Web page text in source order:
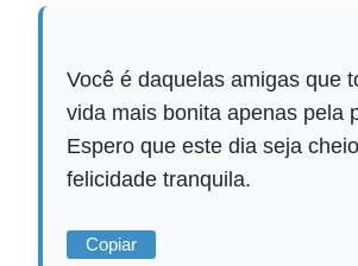
Você é daquelas amigas que
vida mais bonita apenas pela
Espero que este dia seja
felicidade tranquila.
Copiar